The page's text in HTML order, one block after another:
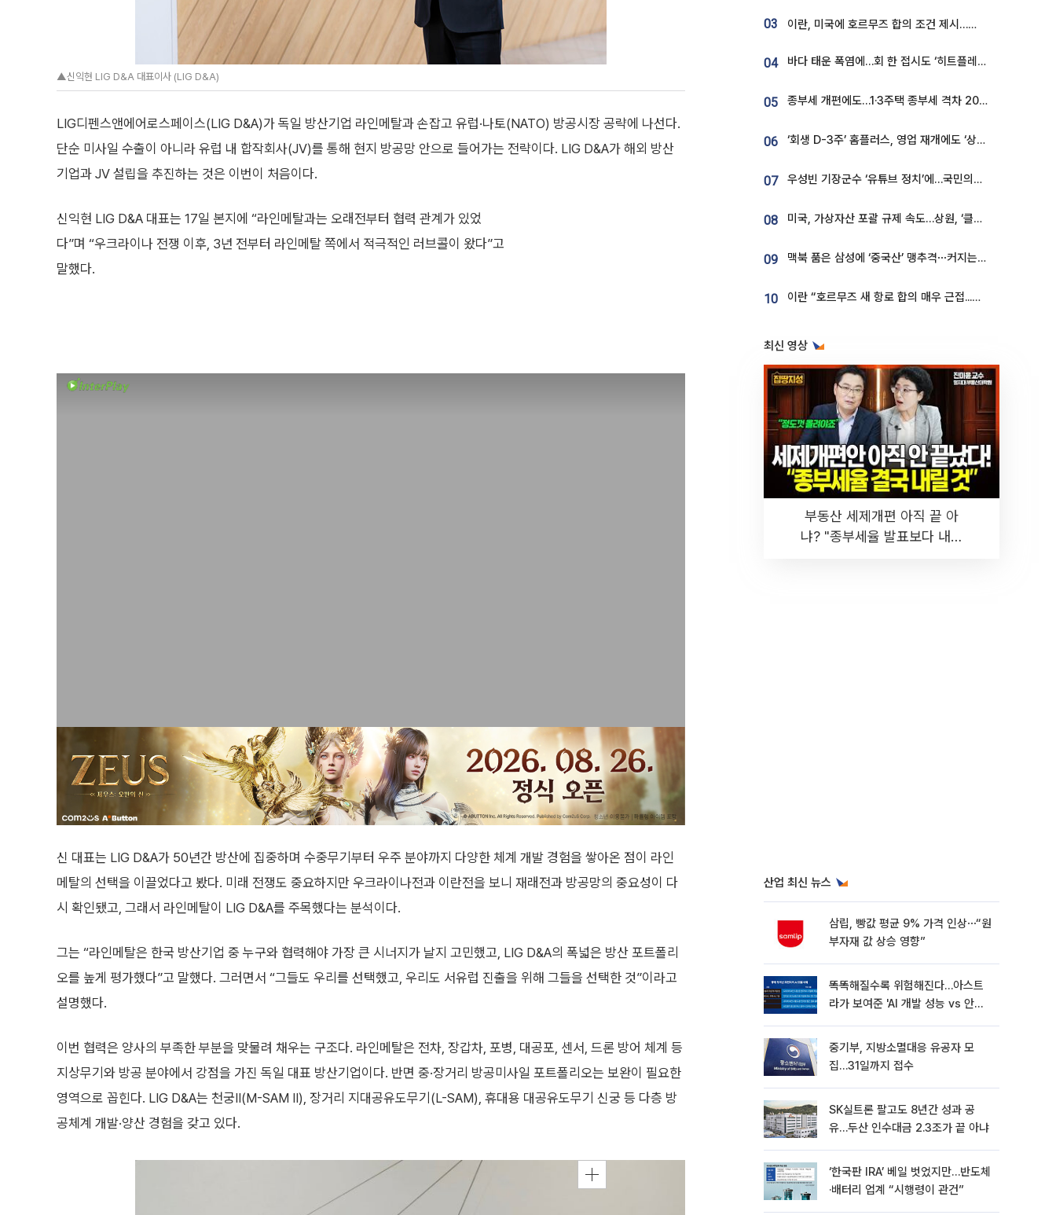
▲신익현 LIG D&A 대표이사 (LIG D&A)
LIG디펜스앤에어로스페이스(LIG D&A)가 독일 방산기업 라인메탈과 손잡고 유럽·나토(NATO) 방공시장 공략에 나선다.
단순 미사일 수출이 아니라 유럽 내 합작회사(JV)를 통해 현지 방공망 안으로 들어가는 전략이다. LIG D&A가 해외 방산
기업과 JV 설립을 추진하는 것은 이번이 처음이다.
신익현 LIG D&A 대표는 17일 본지에 “라인메탈과는 오래전부터 협력 관계가 있었
다”며 “우크라이나 전쟁 이후, 3년 전부터 라인메탈 쪽에서 적극적인 러브콜이 왔다”고
말했다.
신 대표는 LIG D&A가 50년간 방산에 집중하며 수중무기부터 우주 분야까지 다양한 체계 개발 경험을 쌓아온 점이 라인
메탈의 선택을 이끌었다고 봤다. 미래 전쟁도 중요하지만 우크라이나전과 이란전을 보니 재래전과 방공망의 중요성이 다
시 확인됐고, 그래서 라인메탈이 LIG D&A를 주목했다는 분석이다.
그는 “라인메탈은 한국 방산기업 중 누구와 협력해야 가장 큰 시너지가 날지 고민했고, LIG D&A의 폭넓은 방산 포트폴리
오를 높게 평가했다”고 말했다. 그러면서 “그들도 우리를 선택했고, 우리도 서유럽 진출을 위해 그들을 선택한 것”이라고
설명했다.
이번 협력은 양사의 부족한 부분을 맞물려 채우는 구조다. 라인메탈은 전차, 장갑차, 포병, 대공포, 센서, 드론 방어 체계 등
지상무기와 방공 분야에서 강점을 가진 독일 대표 방산기업이다. 반면 중·장거리 방공미사일 포트폴리오는 보완이 필요한
영역으로 꼽힌다. LIG D&A는 천궁Ⅱ(M-SAM II), 장거리 지대공유도무기(L-SAM), 휴대용 대공유도무기 신궁 등 다층 방
공체계 개발·양산 경험을 갖고 있다.
03 이란, 미국에 호르무즈 합의 조건 제시…美 “경기 아직 안 끝나” [종합]
04 바다 태운 폭염에…회 한 접시도 ‘히트플레이션’
05 종부세 개편에도…1·3주택 종부세 격차 2028년부터 확대
06 ‘회생 D-3주’ 홈플러스, 영업 재개에도 ‘상품 공급망’ 복구가 생존 관건
07 우성빈 기장군수 ‘유튜브 정치’에…국민의힘 군의원들 집단 반발
08 미국, 가상자산 포괄 규제 속도…상원, ‘클래리티법’ 9월 절차투표 추진
09 맥북 품은 삼성에 ‘중국산’ 맹추격⋯커지는 노트북 OLED 시장
10 이란 “호르무즈 새 항로 합의 매우 근접...미국 배상 먼저”
최신 영상
부동산 세제개편 아직 끝 아
냐? "종부세율 발표보다 내릴
산업 최신 뉴스
삼립, 빵값 평균 9% 가격 인상⋯“원
부자재 값 상승 영향”
똑똑해질수록 위험해진다…아스트
라가 보여준 'AI 개발 성능 vs 안전
중기부, 지방소멸대응 유공자 모
집…31일까지 접수
SK실트론 팔고도 8년간 성과 공
유…두산 인수대금 2.3조가 끝 아냐
‘한국판 IRA’ 베일 벗었지만…반도체
·배터리 업계 “시행령이 관건”